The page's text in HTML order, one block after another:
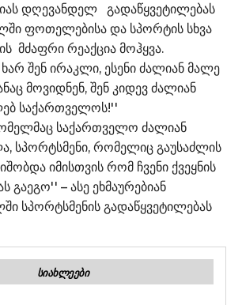
დღევანდელ გადაწყვეტილებას
ფოთელებისა და სპორტის სხვა
მძაფრი რეაქცია მოჰყვა.
ხარ შენ ირაკლი, ესენი ძალიან მალე
მოვიდნენ, შენ კიდევ ძალიან
საქართველოს!''
საქართველო ძალიან
სპორტსმენი, რომელიც გაუსაძლის
იმისთვის რომ ჩვენი ქვეყნის
გაეგო'' – ასე ეხმაურებიან
სპორტსმენის გადაწყვეტილებას
ᲡᲘᲐᲮᲚᲔᲔᲑᲘ